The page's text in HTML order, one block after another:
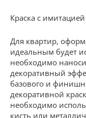
Краска с
Для квартир,
идеальным будет
необходимо
декоративный
базового и
декоративной
необходимо
кисть или